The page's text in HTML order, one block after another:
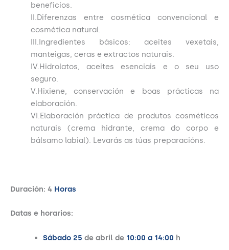
beneficios.
II.Diferenzas entre cosmética convencional e
cosmética natural.
III.Ingredientes básicos: aceites vexetais,
manteigas, ceras e extractos naturais.
IV.Hidrolatos, aceites esenciais e o seu uso
seguro.
V.Hixiene, conservación e boas prácticas na
elaboración.
VI.Elaboración práctica de produtos cosméticos
naturais (crema hidrante, crema do corpo e
bálsamo labial). Levarás as túas preparacións.
Duración: 4 Horas
Datas e horarios:
Sábado 25 de abril de 10:00 a 14:00 h